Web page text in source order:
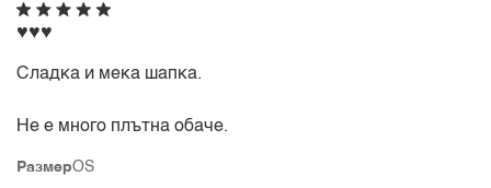
РазмерOS
♥️♥️♥️
Сладка и мека шапка.
Не е много плътна обаче.